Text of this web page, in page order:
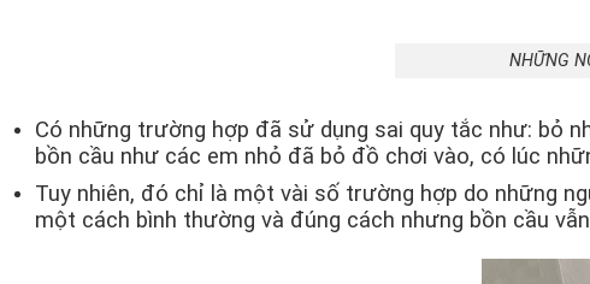
NHỮNG
Có những trường hợp đã sử dụng sai quy tắc như: bỏ
bồn cầu như các em nhỏ đã bỏ đồ chơi vào, có lúc
Tuy nhiên, đó chỉ là một vài số trường hợp do những
một cách bình thường và đúng cách nhưng bồn cầu